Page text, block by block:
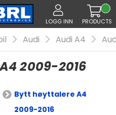
LOGG INN PRODUCTS
Audi Audi A4
2009-2016
Bytt høyttalere A4
2009-2016